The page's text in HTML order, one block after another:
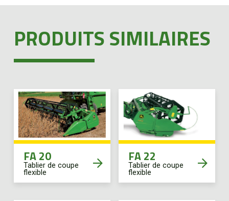
PRODUITS SIMILAIRES
FA 20
Tablier de coupe
flexible
FA 22
Tablier de coupe
flexible